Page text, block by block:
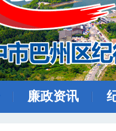
廉政资讯